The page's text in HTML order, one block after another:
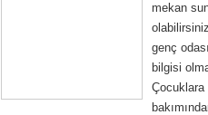
mekan
genç
bilgisi
Çocuklara